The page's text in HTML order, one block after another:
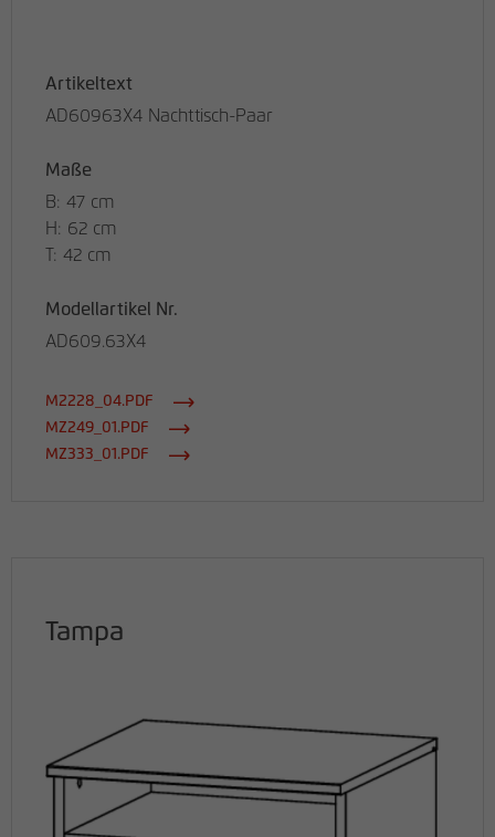
Artikeltext
AD60963X4 Nachttisch-Paar
Maße
B: 47 cm
H: 62 cm
T: 42 cm
Modellartikel Nr.
AD609.63X4
M2228_04.PDF
MZ249_01.PDF
MZ333_01.PDF
Tampa